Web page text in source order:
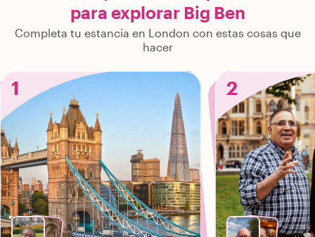
para explorar Big Ben
Completa tu estancia en London con estas cosas que
hacer
1 2